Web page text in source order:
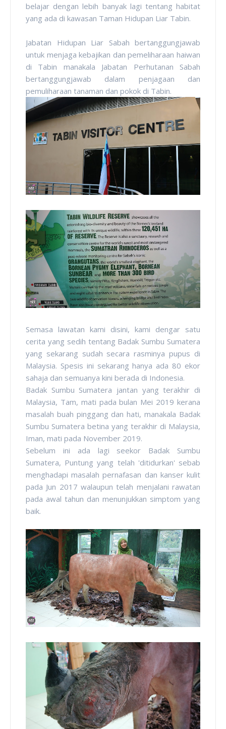
belajar dengan lebih banyak lagi tentang habitat
yang ada di kawasan Taman Hidupan Liar Tabin.
Jabatan Hidupan Liar Sabah bertanggungjawab
untuk menjaga kebajikan dan pemeliharaan haiwan
di Tabin manakala Jabatan Perhutanan Sabah
bertanggungjawab dalam penjagaan dan
pemuliharaan tanaman dan pokok di Tabin.
Semasa lawatan kami disini, kami dengar satu
cerita yang sedih tentang Badak Sumbu Sumatera
yang sekarang sudah secara rasminya pupus di
Malaysia. Spesis ini sekarang hanya ada 80 ekor
sahaja dan semuanya kini berada di Indonesia.
Badak Sumbu Sumatera jantan yang terakhir di
Malaysia, Tam, mati pada bulan Mei 2019 kerana
masalah buah pinggang dan hati, manakala Badak
Sumbu Sumatera betina yang terakhir di Malaysia,
Iman, mati pada November 2019.
Sebelum ini ada lagi seekor Badak Sumbu
Sumatera, Puntung yang telah 'ditidurkan' sebab
menghadapi masalah pernafasan dan kanser kulit
pada Jun 2017 walaupun telah menjalani rawatan
pada awal tahun dan menunjukkan simptom yang
baik.